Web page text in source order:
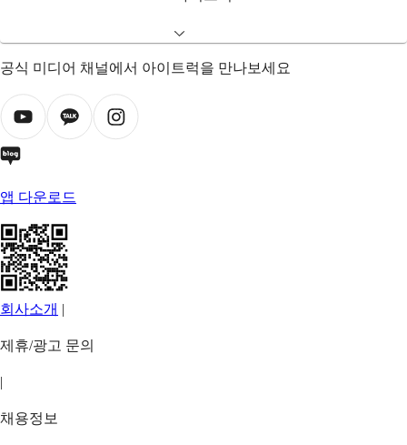
공식 미디어 채널에서 아이트럭을 만나보세요
앱 다운로드
회사소개 |
제휴/광고 문의
|
채용정보